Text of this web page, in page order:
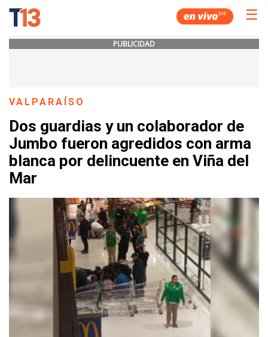
☰
PUBLICIDAD
VALPARAÍSO
Dos guardias y un colaborador de
Jumbo fueron agredidos con arma
blanca por delincuente en Viña del
Mar